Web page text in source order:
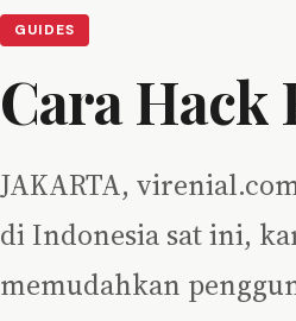
GUIDES
Cara Hack
JAKARTA,
di Indonesia sat ini,
memudahkan